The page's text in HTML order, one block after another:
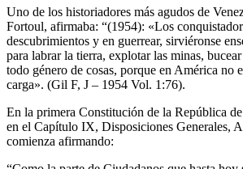
Uno de los historiadores más agudos de
Fortoul, afirmaba: “(1954): «Los
descubrimientos y en guerrear, sirviéronse
para labrar la tierra, explotar las minas,
todo género de cosas, porque en América no
carga». (Gil F, J – 1954 Vol. 1:76).
En la primera Constitución de la República
en el Capítulo IX, Disposiciones Generales,
comienza afirmando: